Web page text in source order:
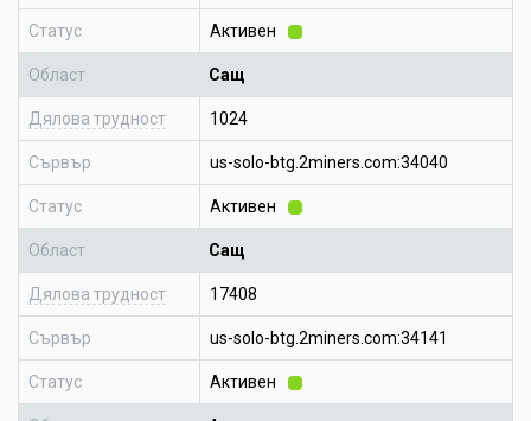
Статус Активен
Област Сащ
Дялова трудност 1024
Сървър us-solo-btg.2miners.com:34040
Статус Активен
Област Сащ
Дялова трудност 17408
Сървър us-solo-btg.2miners.com:34141
Статус Активен